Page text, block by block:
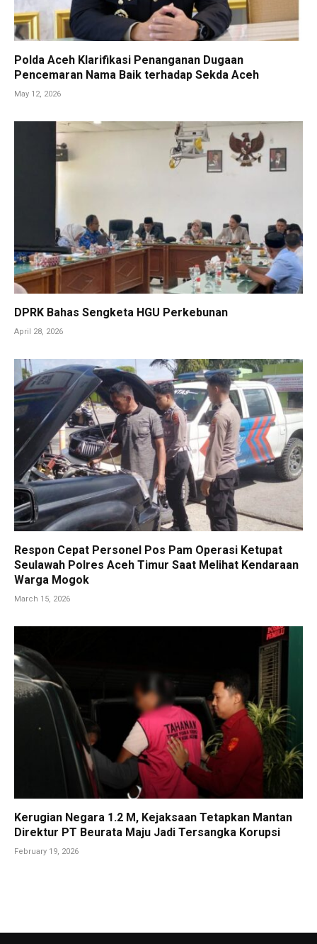
Polda Aceh Klarifikasi Penanganan Dugaan
Pencemaran Nama Baik terhadap Sekda Aceh
May 12, 2026
DPRK Bahas Sengketa HGU Perkebunan
April 28, 2026
Respon Cepat Personel Pos Pam Operasi Ketupat
Seulawah Polres Aceh Timur Saat Melihat Kendaraan
Warga Mogok
March 15, 2026
Kerugian Negara 1.2 M, Kejaksaan Tetapkan Mantan
Direktur PT Beurata Maju Jadi Tersangka Korupsi
February 19, 2026